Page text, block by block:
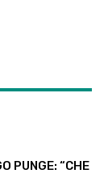
PUNGE: “CHE